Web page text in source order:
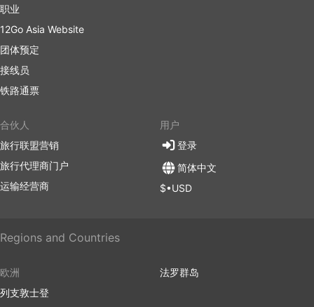
职业
12Go Asia Website
团体预定
接线员
铁路通票
合伙人
旅行联盟营销
旅行代理商门户
运输经营商
用户
登录
简体中文
$•USD
Regions and Countries
欧洲
列支敦士登
法罗群岛